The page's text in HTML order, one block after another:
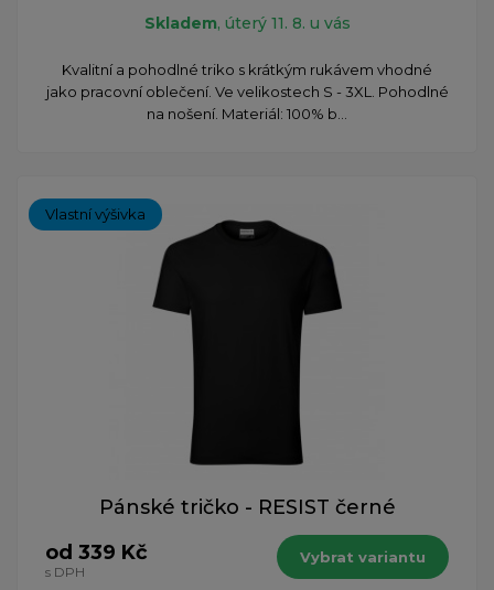
Skladem, úterý 11. 8. u vás
Kvalitní a pohodlné triko s krátkým rukávem vhodné
jako pracovní oblečení. Ve velikostech S - 3XL. Pohodlné
na nošení. Materiál: 100% b...
Vlastní výšivka
Pánské tričko - RESIST černé
od 339 Kč
s DPH
Vybrat variantu